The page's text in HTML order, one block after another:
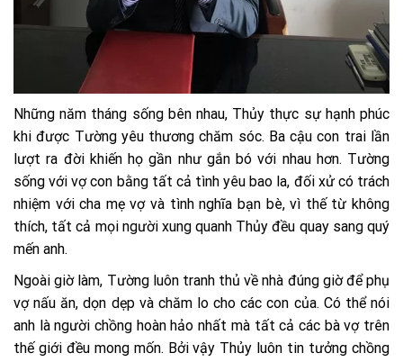
Những năm tháng sống bên nhau, Thủy thực sự hạnh phúc
khi được Tường yêu thương chăm sóc. Ba cậu con trai lần
lượt ra đời khiến họ gần như gắn bó với nhau hơn. Tường
sống với vợ con bằng tất cả tình yêu bao la, đối xử có trách
nhiệm với cha mẹ vợ và tình nghĩa bạn bè, vì thế từ không
thích, tất cả mọi người xung quanh Thủy đều quay sang quý
mến anh.
Ngoài giờ làm, Tường luôn tranh thủ về nhà đúng giờ để phụ
vợ nấu ăn, dọn dẹp và chăm lo cho các con của. Có thể nói
anh là người chồng hoàn hảo nhất mà tất cả các bà vợ trên
thế giới đều mong mốn. Bởi vậy Thủy luôn tin tưởng chồng